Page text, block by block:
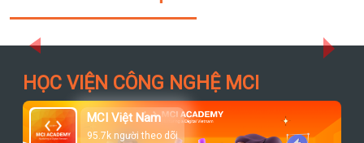
Previous
HỌC VIỆN CÔNG NGHỆ MCI
MCI Việt Nam
95.7k người theo dõi